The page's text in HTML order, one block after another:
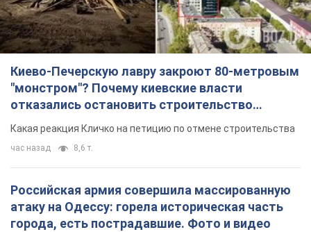
Киево-Печерскую лавру закроют 80-метровым
"монстром"? Почему киевские власти
отказались остановить строительство
небоскреба "московского верующего"
Какая реакция Кличко на петицию по отмене строительства
час назад 8,6 т.
Российская армия совершила массированную
атаку на Одессу: горела историческая часть
города, есть пострадавшие. Фото и видео